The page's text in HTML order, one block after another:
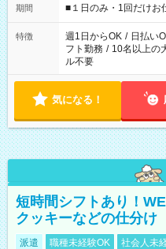
げるお仕事も！ ご希望のお時間に合わせてご紹介！ ※シフトは
ください！
期間 ■１日のみ・1回だけお
特徴 週1日からOK / 日払い
フト勤務 / 10名以上の
ル不要
気になる！
短時間シフトあり！
クッキーなどの仕分け
派遣 職種未経験OK 社会人未